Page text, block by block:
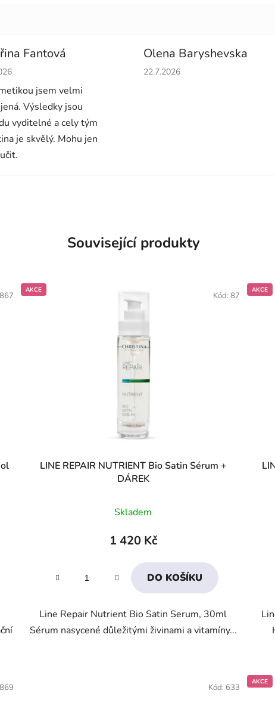
Fantová
obchodu je 5 z 5 hvězdiček.
jsem velmi
Výsledky jsou
vyditelné a cely tým
je skvělý. Mohu jen
Olena Baryshevska
Hodnocení obchodu je 5 z 5
22.7.2026
Související produkty
867
AKCE
LINE REPAIR NUTRIENT Bio Satin Sérum +
DÁREK
hodnocení
produktu
3,7
z
hvězdiček.
Skladem
1 420 Kč
DO KOŠÍKU
Line Repair Nutrient Bio Satin Serum, 30ml
Sérum nasycené důležitými živinami a vitamíny...
Kód: 87
AKCE
869 Kód: 633
AKCE